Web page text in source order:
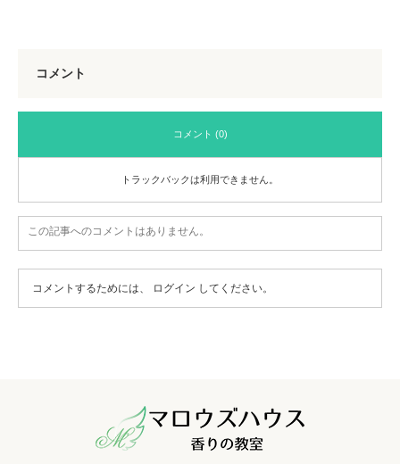
コメント
コメント (0)
トラックバックは利用できません。
この記事へのコメントはありません。
コメントするためには、 ログイン してください。